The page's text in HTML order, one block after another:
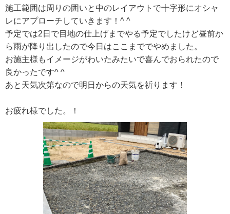
施工範囲は周りの囲いと中のレイアウトで十字形にオシャ
レにアプローチしていきます！^ ^
予定では2日で目地の仕上げまでやる予定でしたけど昼前か
ら雨が降り出したので今日はここまででやめました。
お施主様もイメージがわいたみたいで喜んでおられたので
良かったです^ ^
あと天気次第なので明日からの天気を祈ります！
お疲れ様でした。！